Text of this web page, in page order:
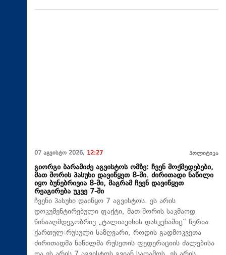
07 აგვისტო 2026, 12:27 პოლიტიკა
გიორგი ბარამიძე აგვისტოს ომზე: ჩვენ მოქმედებები,
მათ შორის პასუხი დავიწყეთ 8-ში. ძირითადი ნაწილი
იყო ბუნებრივია 8-ში, მაგრამ ჩვენ დავიწყეთ
რეაგირება უკვე 7-ში
ჩვენი პასუხი დაიწყო 7 აგვისტოს. ეს არის
დოკუმენტირებული ფაქტი, მათ შორის საკმაოდ
წინააღმდეგობრივ „ტალიავინის დასკვნაშიც“ წერია
ქართულ-რუსული საზღვარი, როდის გადმოკვეთა
ძირითადმა ნაწილმა რუსეთის ფედერაციის ძალებისა